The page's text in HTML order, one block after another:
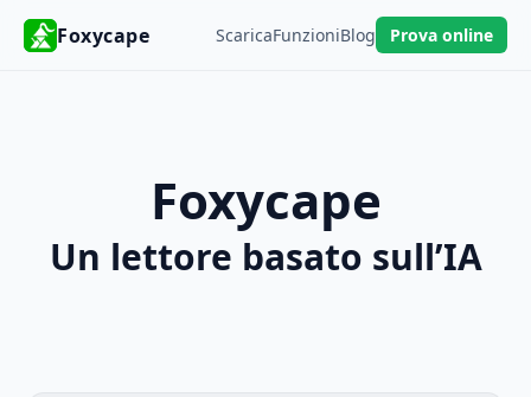
Foxycape ScaricaFunzioniBlog Prova online
Foxycape
Un lettore basato sull’IA